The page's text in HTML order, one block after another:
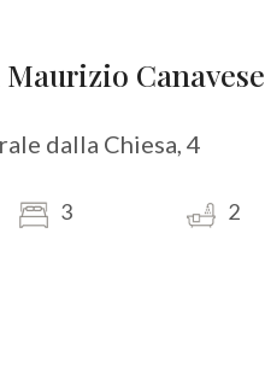
Canavese
dalla Chiesa, 4
3 2